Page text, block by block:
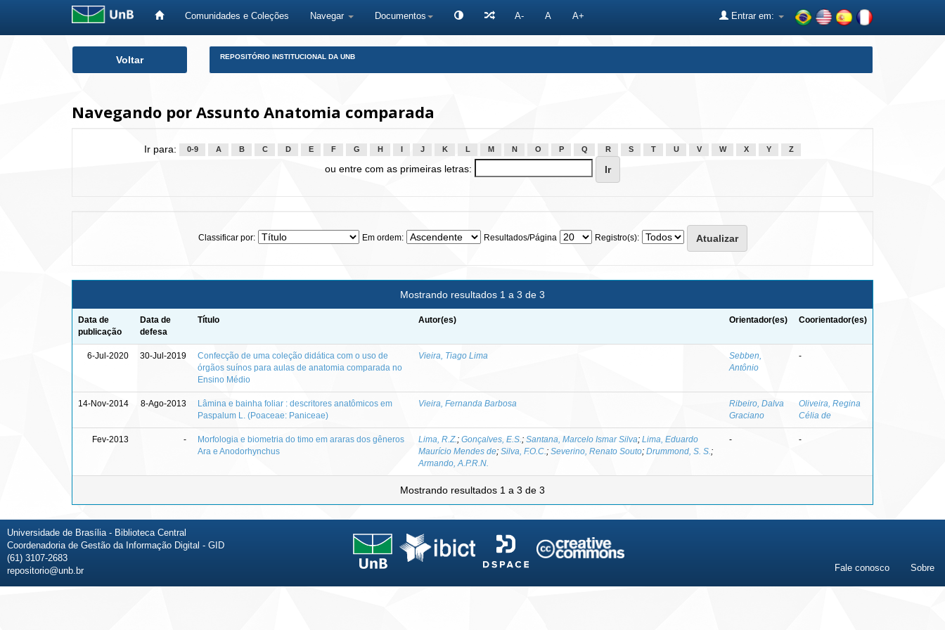
Comunidades e Coleções Navegar Documentos A- A A+ Entrar em:
Voltar REPOSITÓRIO INSTITUCIONAL DA UNB
Navegando por Assunto Anatomia comparada
Ir para: 0-9 A B C D E F G H J K L M N O P Q R S T U V W X Y Z
ou entre com as primeiras letras:
Classificar por: Em ordem: Resultados/Página Registro(s):
Mostrando resultados 1 a 3 de 3
Data de
publicação
Data de
defesa
Título Autor(es) Orientador(es) Coorientador(es)
6-Jul-2020 30-Jul-2019
Confecção de uma coleção didática com o uso de
órgãos suínos para aulas de anatomia comparada no
Ensino Médio
Vieira, Tiago Lima
Sebben,
Antônio
-
14-Nov-2014 8-Ago-2013
Lâmina e bainha foliar : descritores anatômicos em
Paspalum L. (Poaceae: Paniceae)
Vieira, Fernanda Barbosa
Ribeiro, Dalva
Graciano
Oliveira, Regina
Célia de
Fev-2013 -
Morfologia e biometria do timo em araras dos gêneros
Ara e Anodorhynchus
Lima, R.Z. ; Gonçalves, E.S. ; Santana, Marcelo Ismar Silva; Lima, Eduardo
Maurício Mendes de; Silva, F.O.C. ; Severino, Renato Souto; Drummond, S. S. ;
Armando, A.P.R.N.
- -
Mostrando resultados 1 a 3 de 3
Universidade de Brasília - Biblioteca Central
Coordenadoria de Gestão da Informação Digital - GID
(61) 3107-2683
repositorio@unb.br
Fale conosco Sobre